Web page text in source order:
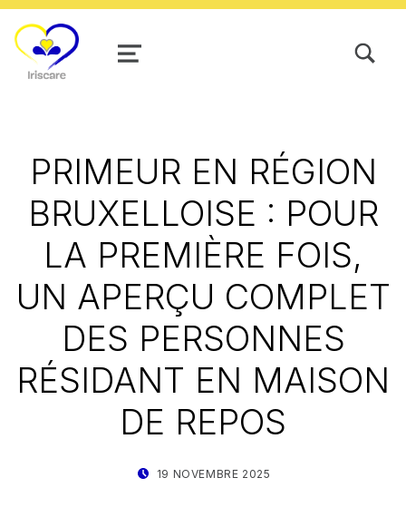
MENU
PRIMEUR EN RÉGION
BRUXELLOISE : POUR
LA PREMIÈRE FOIS,
UN APERÇU COMPLET
DES PERSONNES
RÉSIDANT EN MAISON
DE REPOS
19 NOVEMBRE 2025